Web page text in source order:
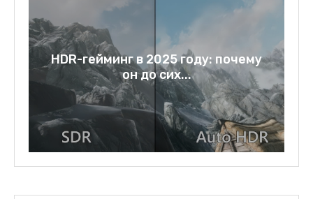
Rage bait: слово года 2025 и
зеркало нашей...